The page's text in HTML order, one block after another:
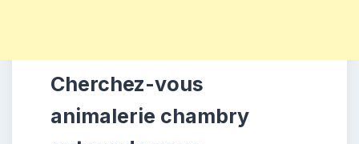
Cherchez-vous
animalerie chambry